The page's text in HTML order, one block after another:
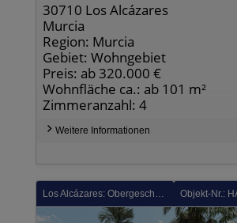
30710 Los Alcázares
Murcia
Region: Murcia
Gebiet: Wohngebiet
Preis: ab 320.000 €
Wohnfläche ca.: ab 101 m²
Zimmeranzahl: 4
Weitere Informationen
Los Alcázares: Obergeschoss-Wohnungen mit 3 Schlafzimmern, 2 Bädern, Dachterrasse, Tiefgaragenstellplatz und Gemeinschaftspool neben Serena Golf Objekt-Nr.: